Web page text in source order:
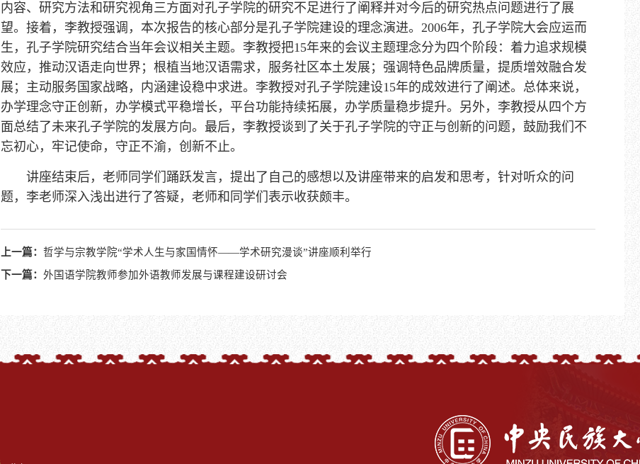
内容、研究方法和研究视角三方面对孔子学院的研究不足进行了阐释并对今后的研究热点问题进行了展
望。接着，李教授强调，本次报告的核心部分是孔子学院建设的理念演进。2006年，孔子学院大会应运而
生，孔子学院研究结合当年会议相关主题。李教授把15年来的会议主题理念分为四个阶段：着力追求规模
效应，推动汉语走向世界；根植当地汉语需求，服务社区本土发展；强调特色品牌质量，提质增效融合发
展；主动服务国家战略，内涵建设稳中求进。李教授对孔子学院建设15年的成效进行了阐述。总体来说，
办学理念守正创新，办学模式平稳增长，平台功能持续拓展，办学质量稳步提升。另外，李教授从四个方
面总结了未来孔子学院的发展方向。最后，李教授谈到了关于孔子学院的守正与创新的问题，鼓励我们不
忘初心，牢记使命，守正不渝，创新不止。
讲座结束后，老师同学们踊跃发言，提出了自己的感想以及讲座带来的启发和思考，针对听众的问
题，李老师深入浅出进行了答疑，老师和同学们表示收获颇丰。
上一篇：哲学与宗教学院“学术人生与家国情怀——学术研究漫谈”讲座顺利举行
下一篇：外国语学院教师参加外语教师发展与课程建设研讨会